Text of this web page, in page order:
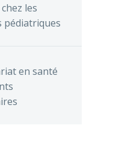
les
pédiatriques
en santé